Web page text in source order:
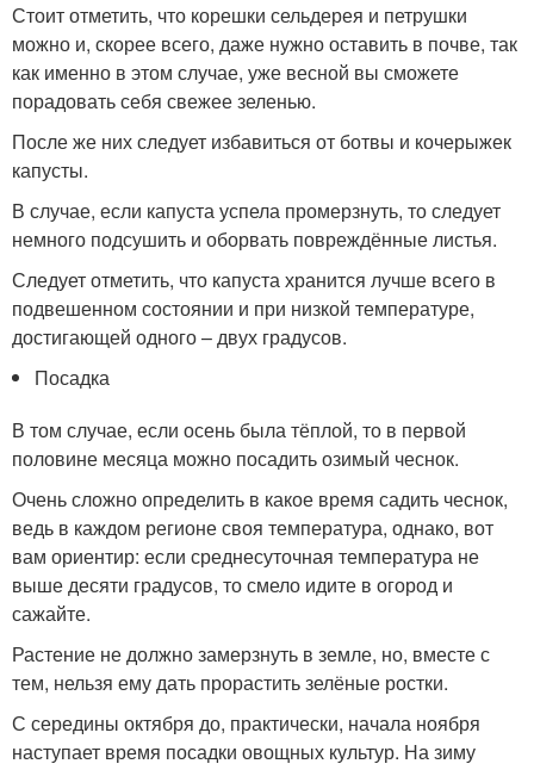
Стоит отметить, что корешки сельдерея и петрушки
можно и, скорее всего, даже нужно оставить в почве, так
как именно в этом случае, уже весной вы сможете
порадовать себя свежее зеленью.
После же них следует избавиться от ботвы и кочерыжек
капусты.
В случае, если капуста успела промерзнуть, то следует
немного подсушить и оборвать повреждённые листья.
Следует отметить, что капуста хранится лучше всего в
подвешенном состоянии и при низкой температуре,
достигающей одного – двух градусов.
Посадка
В том случае, если осень была тёплой, то в первой
половине месяца можно посадить озимый чеснок.
Очень сложно определить в какое время садить чеснок,
ведь в каждом регионе своя температура, однако, вот
вам ориентир: если среднесуточная температура не
выше десяти градусов, то смело идите в огород и
сажайте.
Растение не должно замерзнуть в земле, но, вместе с
тем, нельзя ему дать прорастить зелёные ростки.
С середины октября до, практически, начала ноября
наступает время посадки овощных культур. На зиму